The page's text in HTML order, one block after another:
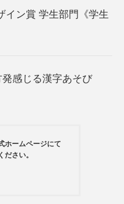
イン賞 学生部門《学生
感じる漢字あそび
ホームページにて
ださい。